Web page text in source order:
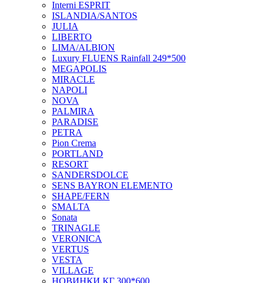
Interni ESPRIT
ISLANDIA/SANTOS
JULIA
LIBERTO
LIMA/ALBION
Luxury FLUENS Rainfall 249*500
MEGAPOLIS
MIRACLE
NAPOLI
NOVA
PALMIRA
PARADISE
PETRA
Pion Crema
PORTLAND
RESORT
SANDERSDOLCE
SENS BAYRON ELEMENTO
SHAPE/FERN
SMALTA
Sonata
TRINAGLE
VERONICA
VERTUS
VESTA
VILLAGE